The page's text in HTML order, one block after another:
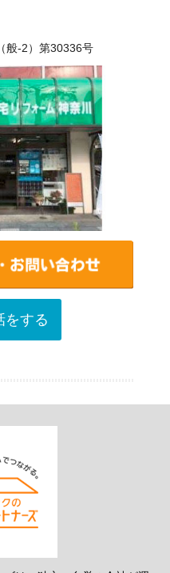
-2）第30336号
をする